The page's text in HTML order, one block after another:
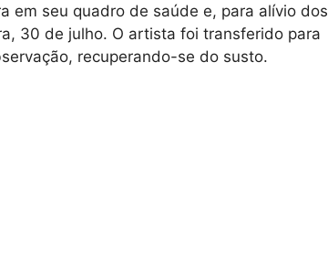
em seu quadro de saúde e, para alívio dos
30 de julho. O artista foi transferido para
recuperando-se do susto.